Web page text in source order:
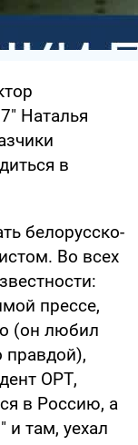
Наталья
в
белорусско-
Во всех
прессе,
(он любил
правдой),
ОРТ,
в Россию, а
и там, уехал